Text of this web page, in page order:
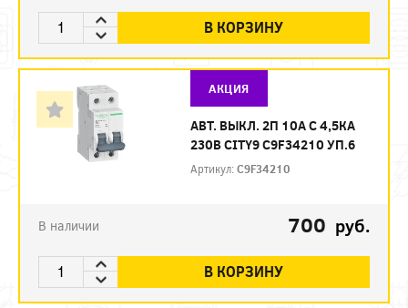
В КОРЗИНУ
АКЦИЯ
АВТ. ВЫКЛ. 2П 10А С 4,5КА
230В CITY9 C9F34210 УП.6
Артикул:C9F34210
В наличии 700 руб.
В КОРЗИНУ